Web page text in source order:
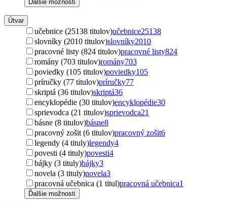
Ďalšie možnosti
Útvar
učebnice (25138 titulov)učebnice25138
slovníky (2010 titulov)slovníky2010
pracovné listy (824 titulov)pracovné listy824
romány (703 titulov)romány703
poviedky (105 titulov)poviedky105
príručky (77 titulov)príručky77
skriptá (36 titulov)skriptá36
encyklopédie (30 titulov)encyklopédie30
sprievodca (21 titulov)sprievodca21
básne (8 titulov)básne8
pracovný zošit (6 titulov)pracovný zošit6
legendy (4 tituly)legendy4
povesti (4 tituly)povesti4
bájky (3 tituly)bájky3
novela (3 tituly)novela3
pracovná učebnica (1 titul)pracovná učebnica1
Ďalšie možnosti